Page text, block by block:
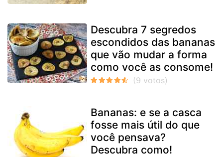
Descubra 7 segredos
escondidos das bananas
que vão mudar a forma
como você as consome!
Bananas: e se a casca
fosse mais útil do que
você pensava?
Descubra como!